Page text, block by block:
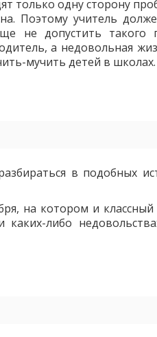
только одну сторону
Поэтому учитель
не допустить такого
а недовольная
мучить детей в школах.
в подобных
на котором и
либо